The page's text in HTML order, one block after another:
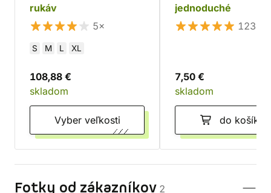
rukáv
5×
S M L XL
108,88 €
skladom
Vyber veľkosti
jednoduché
123×
7,50 €
skladom
do košíka
Fotky od zákazníkov 2